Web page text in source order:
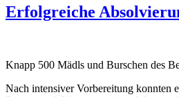
Erfolgreiche
Knapp 500 Mädls und Burschen des
Nach intensiver Vorbereitung konnten